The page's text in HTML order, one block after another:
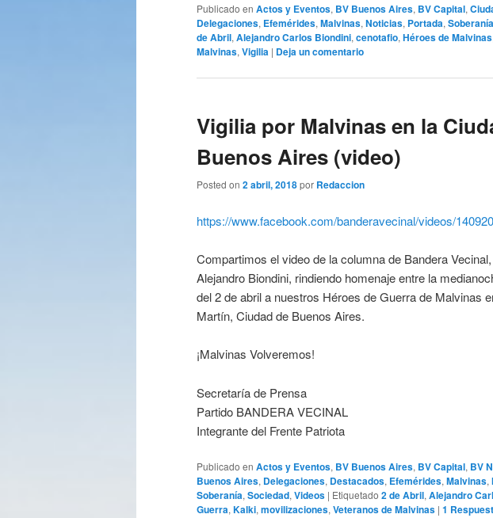
Publicado en Actos y Eventos, BV Buenos Aires, BV Capital,
Delegaciones, Efemérides, Malvinas, Noticias, Portada, Soberanía
de Abril, Alejandro Carlos Biondini, cenotafio, Héroes de Malvinas
Malvinas, Vigilia | Deja un comentario
Vigilia por Malvinas en la
Buenos Aires (video)
Posted on 2 abril, 2018por Redaccion
https://www.facebook.com/banderavecinal/videos/
Compartimos el video de la columna de Bandera
Alejandro Biondini, rindiendo homenaje entre la
del 2 de abril a nuestros Héroes de Guerra de Malvinas
Martín, Ciudad de Buenos Aires.
¡Malvinas Volveremos!
Secretaría de Prensa
Partido BANDERA VECINAL
Integrante del Frente Patriota
Publicado en Actos y Eventos, BV Buenos Aires, BV Capital, BV
Buenos Aires, Delegaciones, Destacados, Efemérides, Malvinas,
Soberanía, Sociedad, Videos | Etiquetado 2 de Abril, Alejandro
Guerra, Kalki, movilizaciones, Veteranos de Malvinas | 1